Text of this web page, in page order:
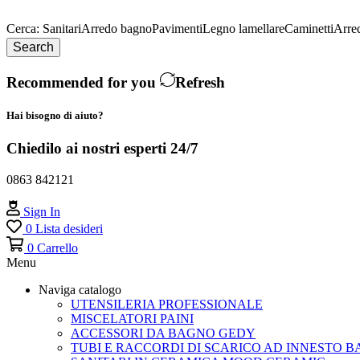
Cerca: SanitariArredo bagnoPavimentiLegno lamellareCaminetti
Search
Recommended for you Refresh
Hai bisogno di aiuto?
Chiedilo ai nostri esperti 24/7
0863 842121
Sign In
0 Lista desideri
0 Carrello
Menu
Naviga catalogo
UTENSILERIA PROFESSIONALE
MISCELATORI PAINI
ACCESSORI DA BAGNO GEDY
TUBI E RACCORDI DI SCARICO AD INNESTO